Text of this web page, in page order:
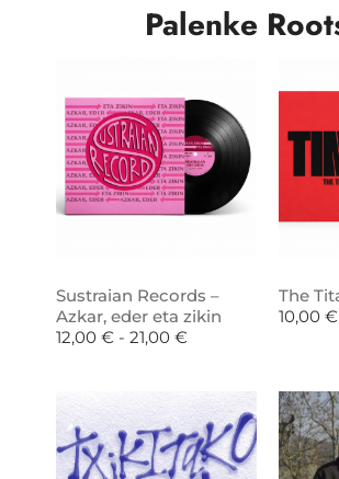
Palenke
Sustraian Records –
Azkar, eder eta zikin
12,00 € - 21,00 €
The
10,00 €